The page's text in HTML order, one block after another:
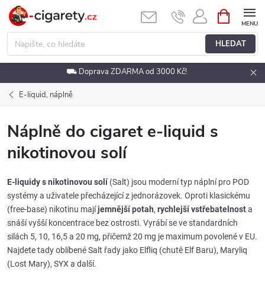
Přejít
obsah
HLEDAT
NÁKUPNÍ
KOŠÍK
⛟ Doprava ZDARMA od 3000 Kč!
E-liquid, náplně
Náplně do cigaret e-liquid s
nikotinovou solí
E-liquidy s nikotinovou solí (Salt) jsou moderní typ náplní pro POD
systémy a uživatele přecházející z jednorázovek. Oproti klasickému
(free-base) nikotinu majíjemnější potah, rychlejší vstřebatelnosta
snáší vyšší koncentrace bez ostrosti. Vyrábí se ve standardních
silách 5, 10, 16,5 a 20 mg, přičemž 20 mg je maximum povolené v EU.
Najdete tady oblíbené Salt řady jako Elfliq (chutě Elf Baru), Maryliq
(Lost Mary), SYX a další.